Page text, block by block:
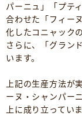
パーニュ」「プテ
合わせた「フィー
化したコニャック
さらに、「グラン
います。
上記の生産方法が
ーヌ・シャンパー
上に成り立っていま